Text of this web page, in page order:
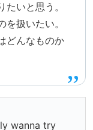
いと思う。
扱いたい。
どんなものか
wanna try